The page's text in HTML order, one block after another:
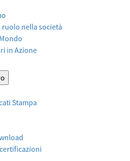
nella società
in Azione
Stampa